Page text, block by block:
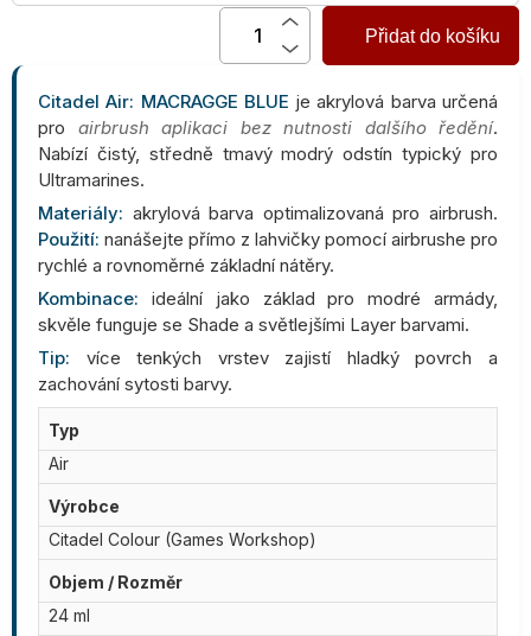
Přidat do košíku
Citadel Air: MACRAGGE BLUE je akrylová barva určená
pro airbrush aplikaci bez nutnosti dalšího ředění.
Nabízí čistý, středně tmavý modrý odstín typický pro
Ultramarines.
Materiály: akrylová barva optimalizovaná pro airbrush.
Použití: nanášejte přímo z lahvičky pomocí airbrushe pro
rychlé a rovnoměrné základní nátěry.
Kombinace: ideální jako základ pro modré armády,
skvěle funguje se Shade a světlejšími Layer barvami.
Tip: více tenkých vrstev zajistí hladký povrch a
zachování sytosti barvy.
Typ
Air
Výrobce
Citadel Colour (Games Workshop)
Objem / Rozměr
24 ml